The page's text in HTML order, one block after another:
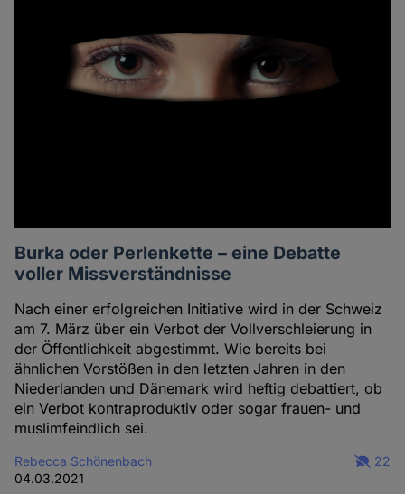
Burka oder Perlenkette – eine Debatte
voller Missverständnisse
Nach einer erfolgreichen Initiative wird in der Schweiz
am 7. März über ein Verbot der Vollverschleierung in
der Öffentlichkeit abgestimmt. Wie bereits bei
ähnlichen Vorstößen in den letzten Jahren in den
Niederlanden und Dänemark wird heftig debattiert, ob
ein Verbot kontraproduktiv oder sogar frauen- und
muslimfeindlich sei.
Rebecca Schönenbach
04.03.2021
22